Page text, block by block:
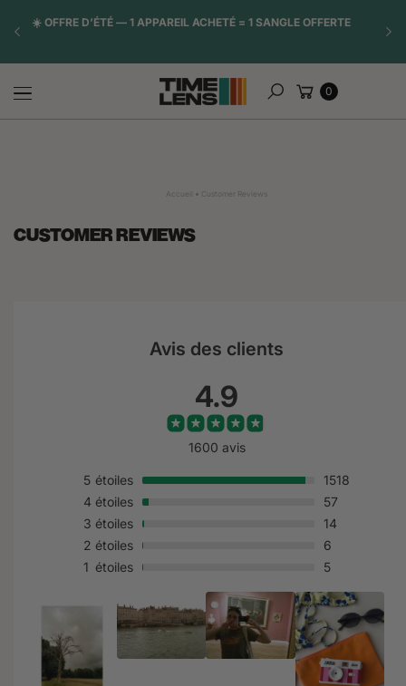
contenu
☀️ OFFRE D’ÉTÉ — 1 APPAREIL ACHETÉ = 1 SANGLE OFFERTE
Rechercher
Panier
0
Accueil Customer Reviews
CUSTOMER REVIEWS
Avis des clients
4.9
1600 avis
5 étoiles
1518
4 étoiles
57
3 étoiles
14
2 étoiles
6
1 étoiles 5